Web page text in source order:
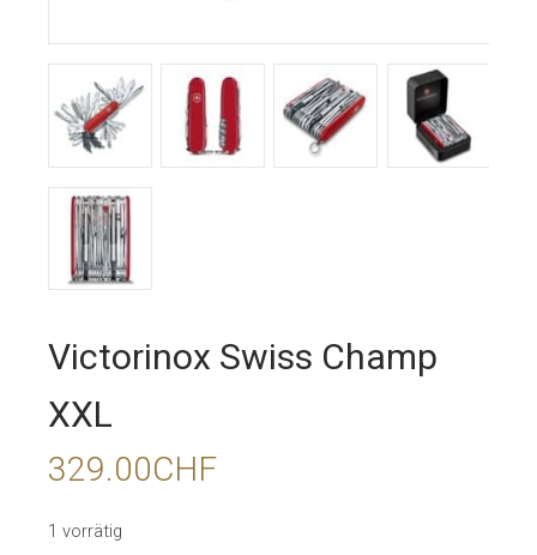
Victorinox Swiss Champ
XXL
329.00CHF
1 vorrätig